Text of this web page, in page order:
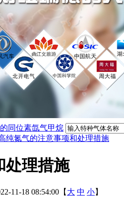
同位素氙气甲烷
纯氮气的注意事项和处理措施
处理措施
11-18 08:54:00【 大 中 小】